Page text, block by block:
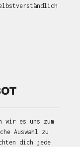
wir es uns zum
Auswahl zu
dich jede